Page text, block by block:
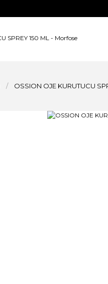
OSSION OJE KURUTUCU